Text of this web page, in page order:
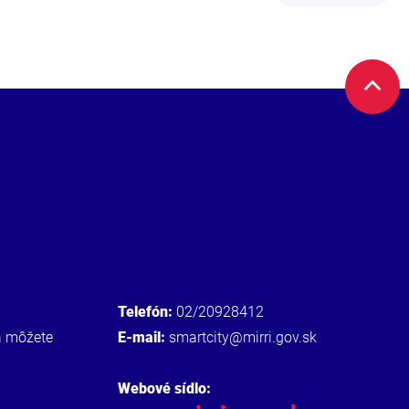
môžete
Telefón: 02/20928412
E-mail: smartcity@mirri.gov.sk
Webové sídlo: